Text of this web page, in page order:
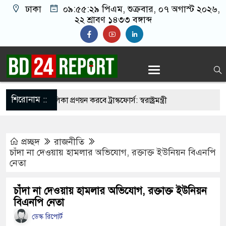
ঢাকা ০৯:৫৫:৩০ পিএম, শুক্রবার, ০৭ অগাস্ট
২০২৬, ২২ শ্রাবণ ১৪৩৩ বঙ্গাব্দ
শিরোনাম ::
তালিকা প্রণয়ন করবে ট্রাস্কফোর্স: স্বরাষ্ট্রমন্ত্রী
নয়, জাতির দায়িত্ব নিতে হবে ওলামায়ে
থেকে খুলে ফেলা হচ্ছে মাইক, শুভেন্দু বলছেন-
প্রচ্ছদ
রাজনীতি
চাঁদা না দেওয়ায় হামলার অভিযোগ, রক্তাক্ত ইউনিয়ন বিএনপি
নেতা
চাঁদা না দেওয়ায় হামলার অভিযোগ, রক্তাক্ত ইউনিয়ন
বিএনপি নেতা
ডেস্ক রিপোর্ট